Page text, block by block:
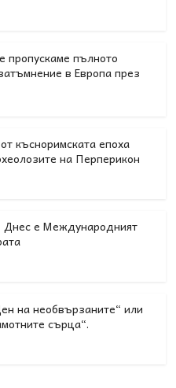
пропускаме пълното
в Европа през
късноримската епоха
на Перперикон
Днес е Международният
на необвързаните“ или
сърца“.